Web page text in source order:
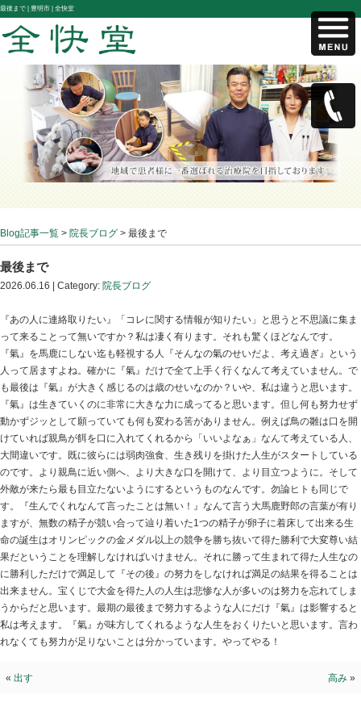
最後まで |豊明市 | 全快堂
Blog記事一覧>院長ブログ> 最後まで
最後まで
2026.06.16 | Category:院長ブログ
『あの人に連絡取りたい』「コレに関する情報が知りた
って来ることって無いですか？私は凄く有ります。それ
『氣』を馬鹿にしない迄も軽視する人『そんなの氣のせ
人って居ますよね。確かに『氣』だけで全て上手く行く
も最後は『氣』が大きく感じるのは歳のせいなのか？い
『氣』は生きていくのに非常に大きな力に成ってると思
動かずジッとして願っていても何も変わる筈がありませ
けていれば親鳥が餌を口に入れてくれるから「いいよな
のです。より親鳥に近い側へ、より大きな口を開けて、